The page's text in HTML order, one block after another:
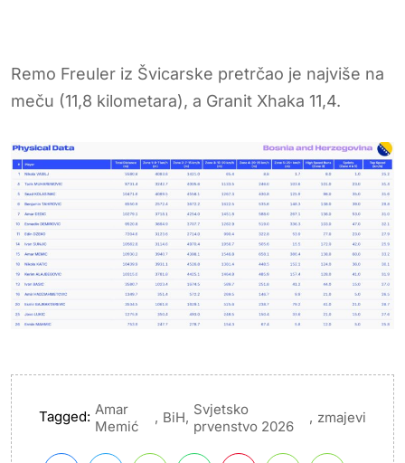
Remo Freuler iz Švicarske pretrčao je najviše na
meču (11,8 kilometara), a Granit Xhaka 11,4.
Tagged: Amar
Memić
, BiH, Svjetsko
prvenstvo 2026
, zmajevi